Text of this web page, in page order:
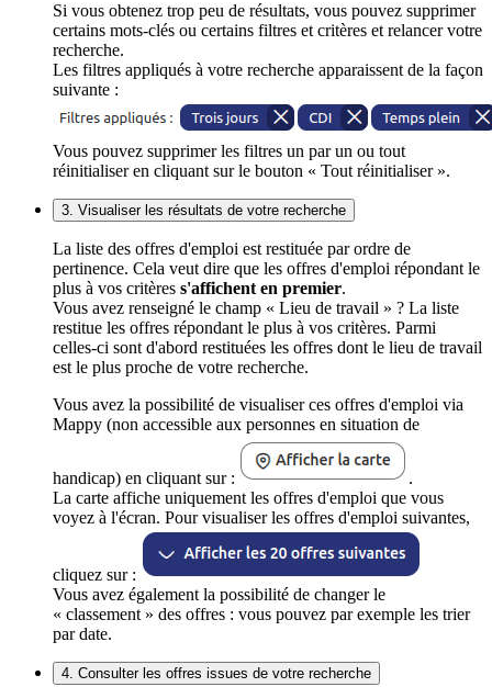
Si vous obtenez trop peu de résultats, vous pouvez supprimer
certains mots-clés ou certains filtres et critères et relancer votre
recherche.
Les filtres appliqués à votre recherche apparaissent de la façon
suivante :
Vous pouvez supprimer les filtres un par un ou tout
réinitialiser en cliquant sur le bouton « Tout réinitialiser ».
3. Visualiser les résultats de votre recherche
La liste des offres d'emploi est restituée par ordre de
pertinence. Cela veut dire que les offres d'emploi répondant le
plus à vos critères s'affichent en premier.
Vous avez renseigné le champ « Lieu de travail » ? La liste
restitue les offres répondant le plus à vos critères. Parmi
celles-ci sont d'abord restituées les offres dont le lieu de travail
est le plus proche de votre recherche.
Vous avez la possibilité de visualiser ces offres d'emploi via
Mappy (non accessible aux personnes en situation de
handicap) en cliquant sur :
.
La carte affiche uniquement les offres d'emploi que vous
voyez à l'écran. Pour visualiser les offres d'emploi suivantes,
cliquez sur :
Vous avez également la possibilité de changer le
« classement » des offres : vous pouvez par exemple les trier
par date.
4. Consulter les offres issues de votre recherche